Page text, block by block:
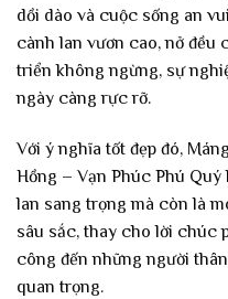
dồi dào và cuộc sống an
cành lan vươn cao, nở
triển không ngừng, sự
ngày càng rực rỡ.
Với ý nghĩa tốt đẹp đó,
Hồng – Vạn Phúc Phú
lan sang trọng mà còn là
sâu sắc, thay cho lời chúc
công đến những người
quan trọng.